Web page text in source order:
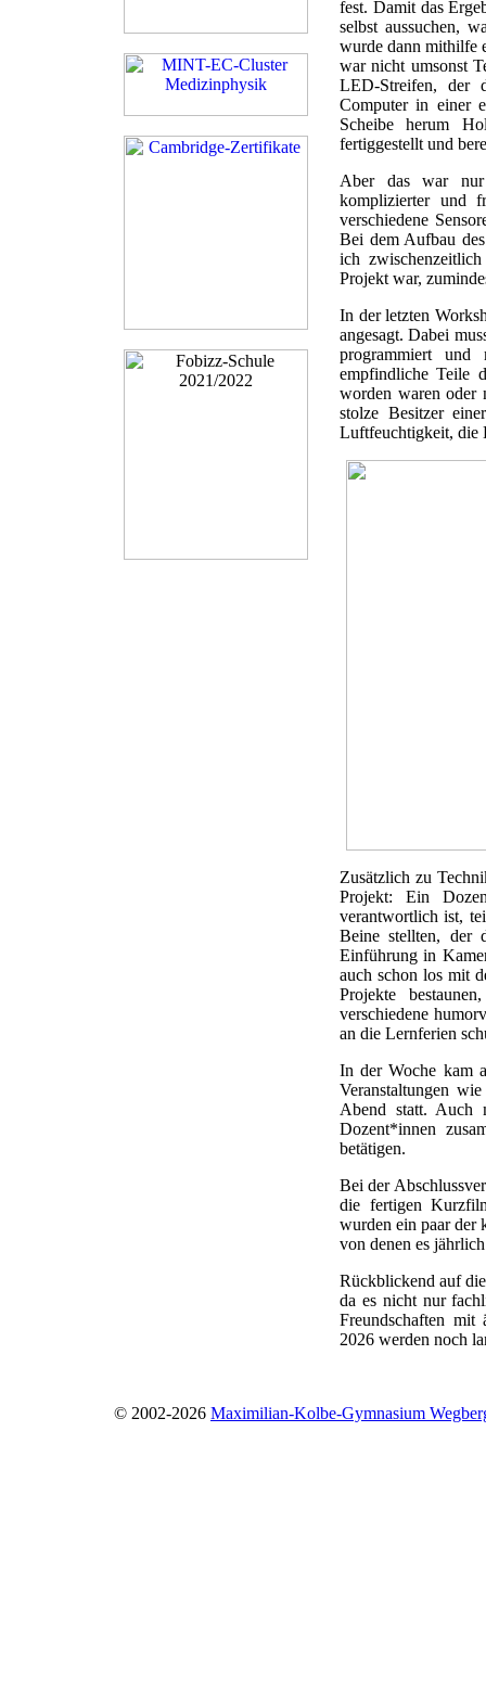
fest. Damit das
selbst aussuchen,
wurde dann mithilfe
war nicht umsonst
LED-Streifen, der
Computer in einer
Scheibe herum
fertiggestellt und
Aber das war
komplizierter und
verschiedene
Bei dem Aufbau
ich
Projekt war,
In der letzten
angesagt. Dabei
programmiert
empfindliche Teile
worden waren oder
stolze Besitzer
Luftfeuchtigkeit, die
Zusätzlich zu
Projekt: Ein
verantwortlich ist,
Beine stellten, der
Einführung in
auch schon los mit
Projekte
verschiedene
an die Lernferien
In der Woche kam
Veranstaltungen
Abend statt. Auch
Dozent*innen
betätigen.
Bei der
die fertigen
wurden ein paar der
von denen es
Rückblickend auf
da es nicht nur
Freundschaften mit
2026 werden noch
© 2002-2026 Maximilian-Kolbe-Gymnasium